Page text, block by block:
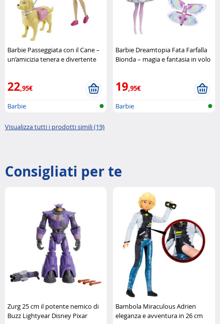
Barbie Passeggiata con il Cane –
un’amicizia tenera e divertente
22,95€
Barbie
Barbie Dreamtopia Fata Farfalla
Bionda – magia e fantasia in volo
19,95€
Barbie
Visualizza tutti i prodotti simili (19)
Consigliati per te
Zurg 25 cm il potente nemico di
Buzz Lightyear Disney Pixar
Bambola Miraculous Adrien
eleganza e avventura in 26 cm